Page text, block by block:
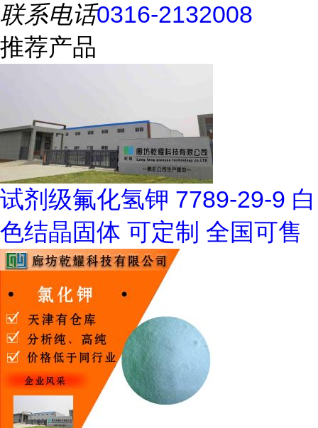
联系电话0316-2132008
推荐产品
试剂级氟化氢钾 7789-29-9 白
色结晶固体 可定制 全国可售